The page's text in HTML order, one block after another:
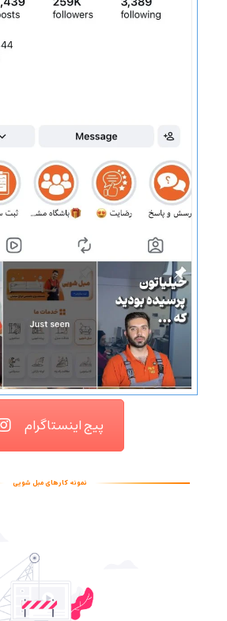
پیج اینستاگرام
نمونه کارهای مبل شویی